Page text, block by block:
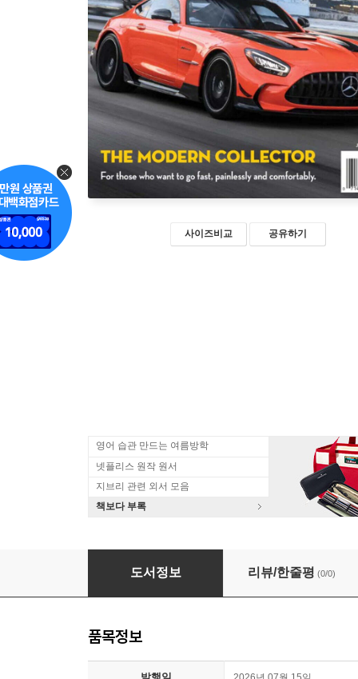
사이즈비교 공유하기
영어 습관 만드는 여름방학
넷플리스 원작 원서
지브리 관련 외서 모음
책보다 부록
Classic Motorsports (월간) : 2026년 07월
도서정보 리뷰/한줄평 (0/0)
품목정보